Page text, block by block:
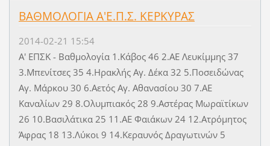
ΒΑΘΜΟΛΟΓΙΑ Α'Ε.Π.Σ. ΚΕΡΚΥΡΑΣ
2014-02-21 15:54
Α' ΕΠΣΚ - Βαθμολογία 1.Κάβος 46 2.ΑΕ Λευκίμμης 37
3.Μπενίτσες 35 4.Ηρακλής Αγ. Δέκα 32 5.Ποσειδώνας
Αγ. Μάρκου 30 6.Αετός Αγ. Αθανασίου 30 7.ΑΕ
Καναλίων 29 8.Ολυμπιακός 28 9.Αστέρας Μωραϊτίκων
26 10.Βασιλάτικα 25 11.ΑΕ Φαιάκων 24 12.Ατρόμητος
Άφρας 18 13.Λύκοι 9 14.Κεραυνός Δραγωτινών 5